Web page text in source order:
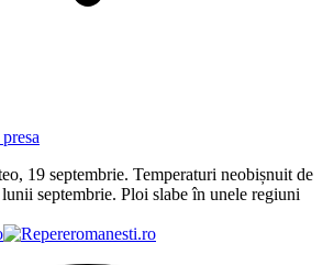
19 septembrie. Temperaturi neobișnuit de
septembrie. Ploi slabe în unele regiuni